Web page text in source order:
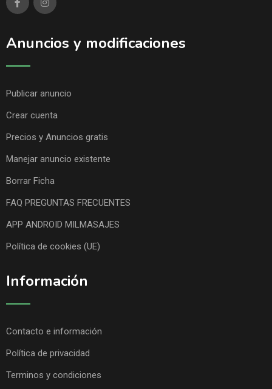
Anuncios y modificaciones
Publicar anuncio
Crear cuenta
Precios y Anuncios gratis
Manejar anuncio existente
Borrar Ficha
FAQ PREGUNTAS FRECUENTES
APP ANDROID MILMASAJES
Política de cookies (UE)
Información
Contacto e información
Política de privacidad
Terminos y condiciones